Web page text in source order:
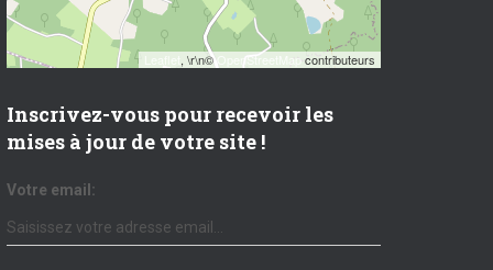
Leaflet, \r\n© OpenStreetMap contributeurs
Inscrivez-vous pour recevoir les
mises à jour de votre site !
Votre email: